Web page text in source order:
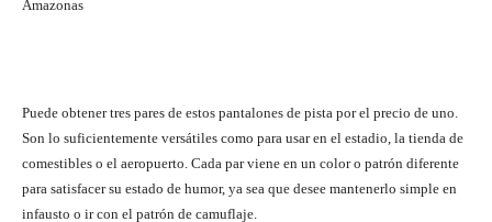
Amazonas
Puede obtener tres pares de estos pantalones de pista por el precio de uno.
Son lo suficientemente versátiles como para usar en el estadio, la tienda de
comestibles o el aeropuerto. Cada par viene en un color o patrón diferente
para satisfacer su estado de humor, ya sea que desee mantenerlo simple en
infausto o ir con el patrón de camuflaje.